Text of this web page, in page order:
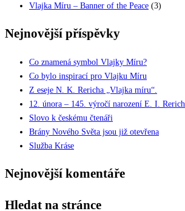
Vlajka Míru – Banner of the Peace (3)
Nejnovější příspěvky
Co znamená symbol Vlajky Míru?
Co bylo inspirací pro Vlajku Míru
Z eseje N. K. Rericha „Vlajka míru“.
12. února – 145. výročí narození E. I. Rerich
Slovo k českému čtenáři
Brány Nového Světa jsou již otevřena
Služba Kráse
Nejnovější komentáře
Hledat na stránce